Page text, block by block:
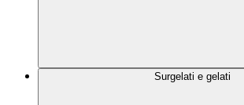
Surgelati e gelati